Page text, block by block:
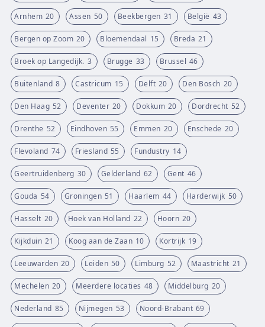
Arnhem 20 Assen 50 Beekbergen 31 België 43
Bergen op Zoom 20 Bloemendaal 15 Breda 21
Broek op Langedijk. 3 Brugge 33 Brussel 46
Buitenland 8 Castricum 15 Delft 20 Den Bosch 20
Den Haag 52 Deventer 20 Dokkum 20 Dordrecht 52
Drenthe 52 Eindhoven 55 Emmen 20 Enschede 20
Flevoland 74 Friesland 55 Fundustry 14
Geertruidenberg 30 Gelderland 62 Gent 46
Gouda 54 Groningen 51 Haarlem 44 Harderwijk 50
Hasselt 20 Hoek van Holland 22 Hoorn 20
Kijkduin 21 Koog aan de Zaan 10 Kortrijk 19
Leeuwarden 20 Leiden 50 Limburg 52 Maastricht 21
Mechelen 20 Meerdere locaties 48 Middelburg 20
Nederland 85 Nijmegen 53 Noord-Brabant 69